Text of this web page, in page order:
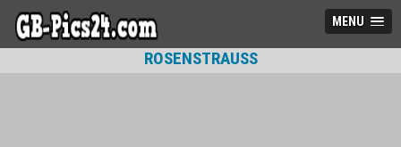
MENU
ROSENSTRAUSS